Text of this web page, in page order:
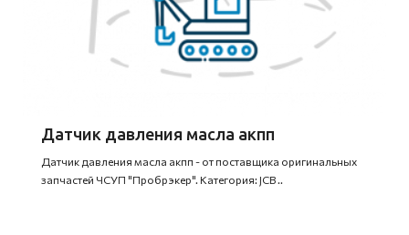
Датчик давления масла акпп
Датчик давления масла акпп - от поставщика оригинальных
запчастей ЧСУП "Пробрэкер". Категория: JCB ..